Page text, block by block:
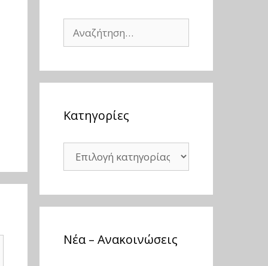
Αναζήτηση
για:
Kατηγορίες
Kατηγορίες
Νέα – Ανακοινώσεις